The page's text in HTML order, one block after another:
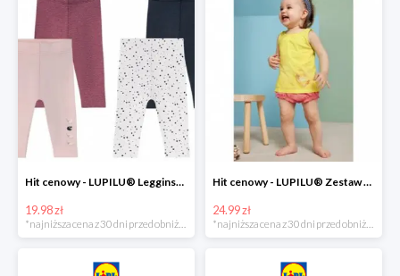
Hit cenowy - LUPILU® Legginsy niemowlęce z biobawełną, 2 pary
19.98 zł
Hit cenowy - LUPILU® Zestaw dziecięcy z biobawełny (body + koszulka + spodenki), 1 komplet
24.99 zł